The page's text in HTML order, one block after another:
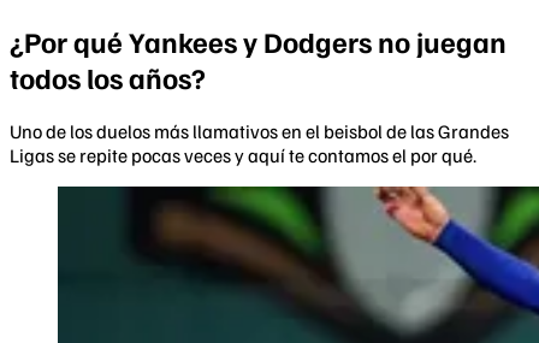
¿Por qué Yankees y Dodgers no juegan
todos los años?
Uno de los duelos más llamativos en el beisbol de las Grandes
Ligas se repite pocas veces y aquí te contamos el por qué.